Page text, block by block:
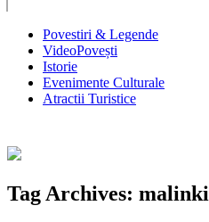
Povestiri & Legende
VideoPovești
Istorie
Evenimente Culturale
Atractii Turistice
Tag Archives: malinki